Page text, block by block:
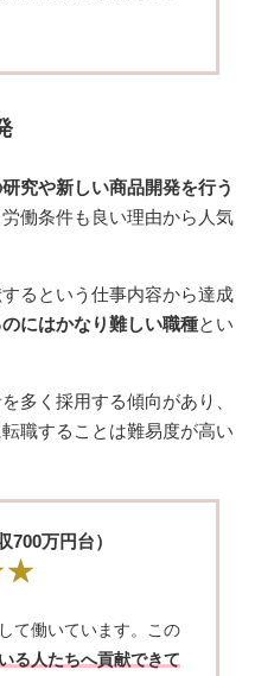
究や新しい商品開発を行う
働条件も良い理由から人気
るという仕事内容から達成
にはかなり難しい職種とい
多く採用する傾向があり、
職することは難易度が高い
700万円台）
て働いています。この
る人たちへ貢献できて